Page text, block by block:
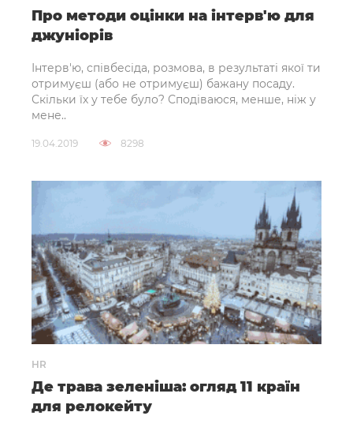
Про методи оцінки на інтерв'ю для
джуніорів
Інтерв'ю, співбесіда, розмова, в результаті якої ти
отримуєш (або не отримуєш) бажану посаду.
Скільки їх у тебе було? Сподіваюся, менше, ніж у
мене..
19.04.2019 8298
HR
Де трава зеленіша: огляд 11 країн
для релокейту